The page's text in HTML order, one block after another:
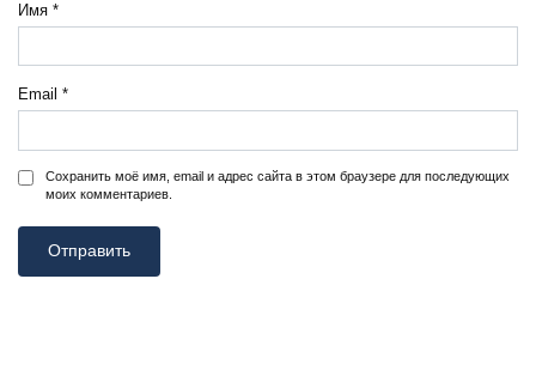
Имя *
Email *
Сохранить моё имя, email и адрес сайта в этом браузере для последующих
моих комментариев.